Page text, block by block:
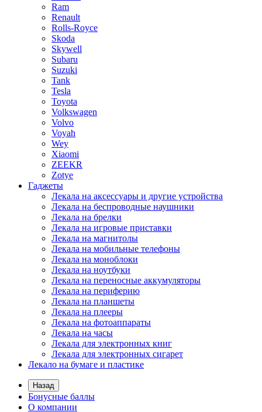
Ram
Renault
Rolls-Royce
Skoda
Skywell
Subaru
Suzuki
Tank
Tesla
Toyota
Volkswagen
Volvo
Voyah
Wey
Xiaomi
ZEEKR
Zotye
Гаджеты
Лекала на аксессуары и другие устройства
Лекала на беспроводные наушники
Лекала на брелки
Лекала на игровые приставки
Лекала на магнитолы
Лекала на мобильные телефоны
Лекала на моноблоки
Лекала на ноутбуки
Лекала на переносные аккумуляторы
Лекала на периферию
Лекала на планшеты
Лекала на плееры
Лекала на фотоаппараты
Лекала на часы
Лекала для электронных книг
Лекала для электронных сигарет
Лекало на бумаге и пластике
Назад
Бонусные баллы
О компании